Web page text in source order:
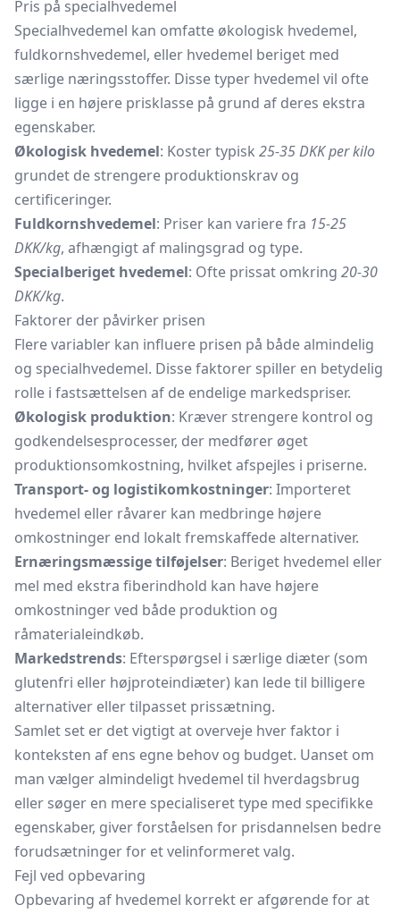
Pris på specialhvedemel
Specialhvedemel kan omfatte økologisk hvedemel,
fuldkornshvedemel, eller hvedemel beriget med
særlige næringsstoffer. Disse typer hvedemel vil ofte
ligge i en højere prisklasse på grund af deres ekstra
egenskaber.
Økologisk hvedemel: Koster typisk 25-35 DKK per kilo
grundet de strengere produktionskrav og
certificeringer.
Fuldkornshvedemel: Priser kan variere fra 15-25
DKK/kg, afhængigt af malingsgrad og type.
Specialberiget hvedemel: Ofte prissat omkring 20-30
DKK/kg.
Faktorer der påvirker prisen
Flere variabler kan influere prisen på både almindelig
og specialhvedemel. Disse faktorer spiller en betydelig
rolle i fastsættelsen af de endelige markedspriser.
Økologisk produktion: Kræver strengere kontrol og
godkendelsesprocesser, der medfører øget
produktionsomkostning, hvilket afspejles i priserne.
Transport- og logistikomkostninger: Importeret
hvedemel eller råvarer kan medbringe højere
omkostninger end lokalt fremskaffede alternativer.
Ernæringsmæssige tilføjelser: Beriget hvedemel eller
mel med ekstra fiberindhold kan have højere
omkostninger ved både produktion og
råmaterialeindkøb.
Markedstrends: Efterspørgsel i særlige diæter (som
glutenfri eller højproteindiæter) kan lede til billigere
alternativer eller tilpasset prissætning.
Samlet set er det vigtigt at overveje hver faktor i
konteksten af ens egne behov og budget. Uanset om
man vælger almindeligt hvedemel til hverdagsbrug
eller søger en mere specialiseret type med specifikke
egenskaber, giver forståelsen for prisdannelsen bedre
forudsætninger for et velinformeret valg.
Fejl ved opbevaring
Opbevaring af hvedemel korrekt er afgørende for at